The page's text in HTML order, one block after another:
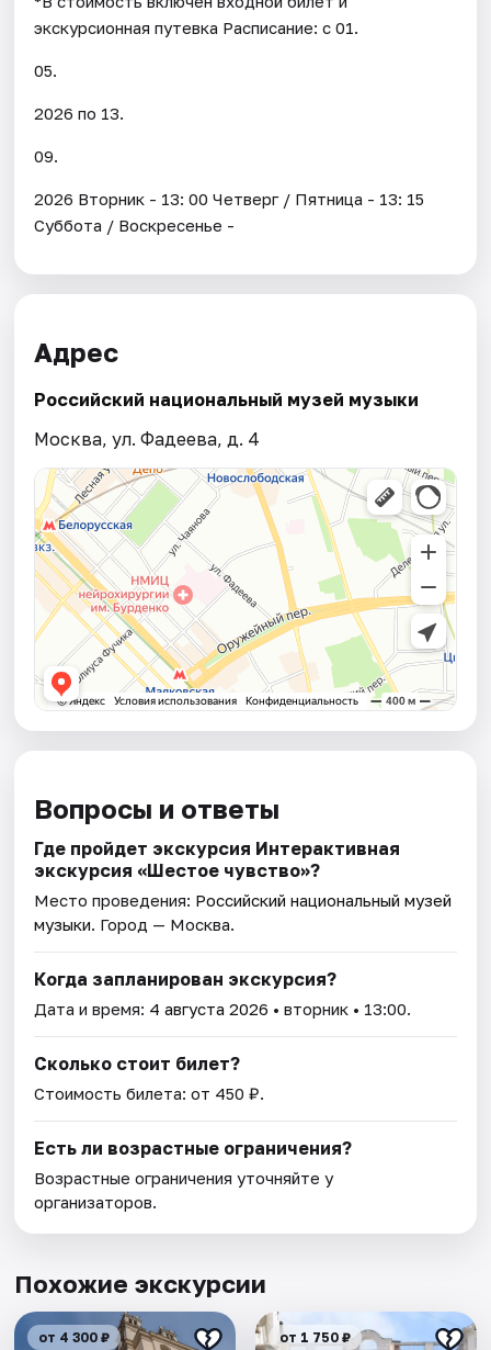
экскурсионная путевка Расписание: с 01.
05.
2026 по 13.
09.
2026 Вторник - 13: 00 Четверг / Пятница - 13: 15
Суббота / Воскресенье -
Адрес
Российский национальный музей музыки
Москва, ул. Фадеева, д. 4
Вопросы и ответы
Где пройдет экскурсия Интерактивная
экскурсия «Шестое чувство»?
Место проведения: Российский национальный музей
музыки. Город — Москва.
Когда запланирован экскурсия?
Дата и время: 4 августа 2026 • вторник • 13:00.
Сколько стоит билет?
Стоимость билета: от 450 ₽.
Есть ли возрастные ограничения?
Возрастные ограничения уточняйте у
организаторов.
Похожие экскурсии
от 4 300 ₽ от 1 750 ₽